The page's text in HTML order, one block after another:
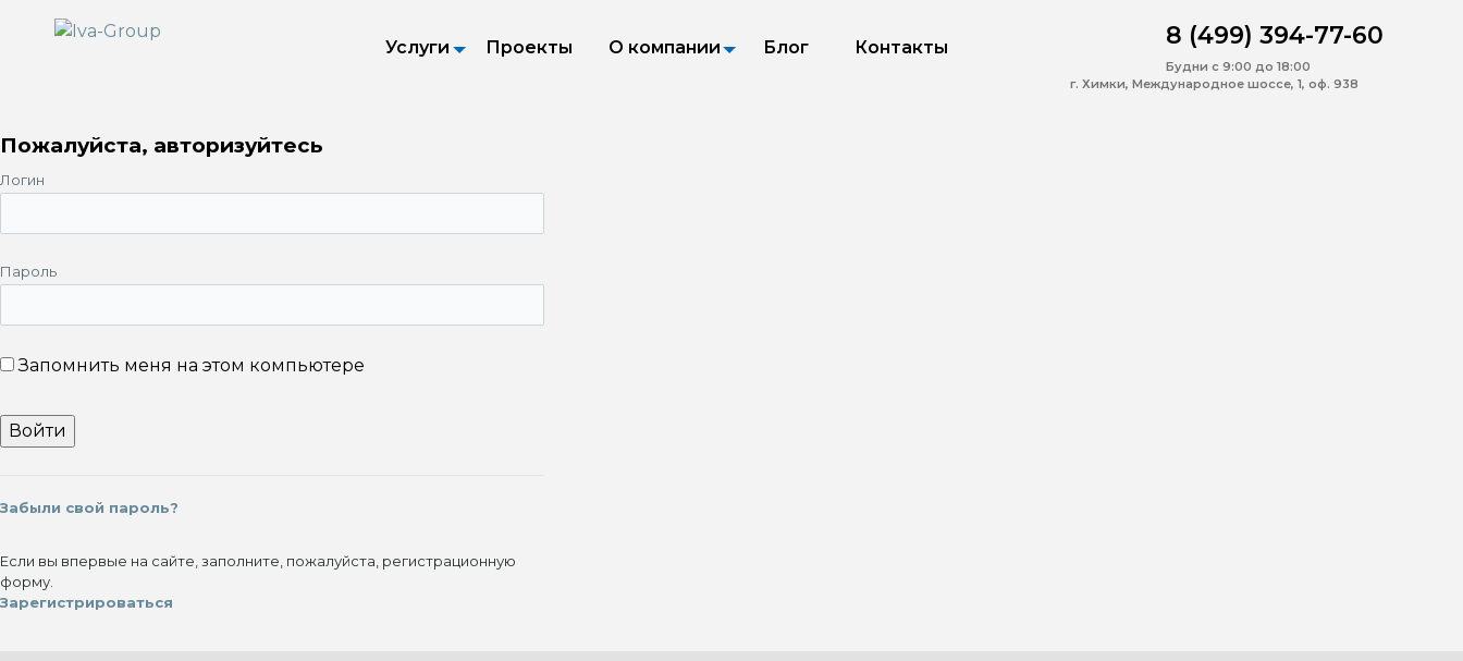
Услуги Проекты О компании Блог Контакты 8 (499) 394-77-60
Будни с 9:00 до 18:00
г. Химки, Международное шоссе, 1, оф. 938
Пожалуйста, авторизуйтесь
Логин
Пароль
Запомнить меня на этом компьютере
Забыли свой пароль?
Если вы впервые на сайте, заполните, пожалуйста, регистрационную
форму.
Зарегистрироваться